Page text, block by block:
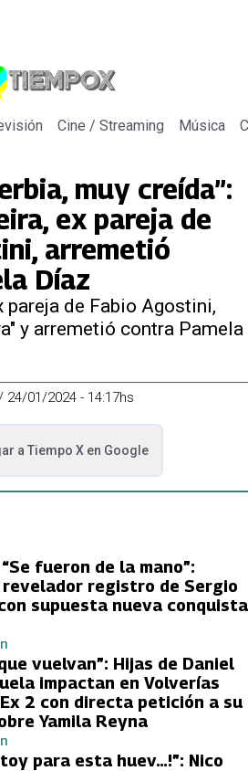
Cine / Streaming Música
muy creída”:
ex pareja de
arremetió
Díaz
pareja de Fabio Agostini,
y arremetió contra Pamela
24/01/2024 - 14:17hs
a Tiempo Xen Google
pestaña
“Se fueron de la mano”:
registro de Sergio
supuesta nueva conquista
vuelvan”: Hijas de Daniel
impactan en Volverías
2 con directa petición a su
Yamila Reyna
para esta huev…!”: Nico